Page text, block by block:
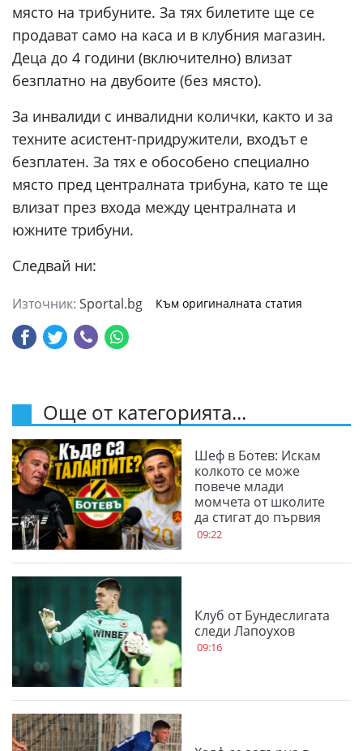
място на трибуните. За тях билетите ще се
продават само на каса и в клубния магазин.
Деца до 4 години (включително) влизат
безплатно на двубоите (без място).
За инвалиди с инвалидни колички, както и за
техните асистент-придружители, входът е
безплатен. За тях е обособено специално
място пред централната трибуна, като те ще
влизат през входа между централната и
южните трибуни.
Следвай ни:
Източник: Sportal.bg Към оригиналната статия
Още от категорията...
Шеф в Ботев: Искам
колкото се може
повече млади
момчета от школите
да стигат до първия
отбор
09:22
Клуб от Бундеслигата
следи Лапоухов
09:16